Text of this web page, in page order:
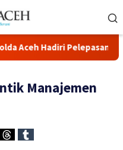
Hadiri Pelepasan
Manajemen